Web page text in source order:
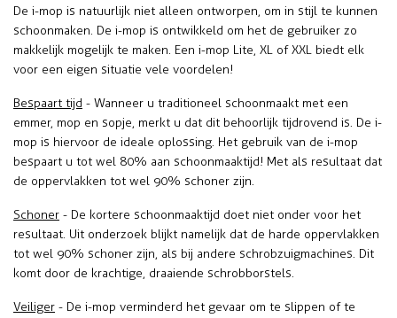
De i-mop is natuurlijk niet alleen ontworpen, om in stijl te kunnen
schoonmaken. De i-mop is ontwikkeld om het de gebruiker zo
makkelijk mogelijk te maken. Een i-mop Lite, XL of XXL biedt elk
voor een eigen situatie vele voordelen!
Bespaart tijd - Wanneer u traditioneel schoonmaakt met een
emmer, mop en sopje, merkt u dat dit behoorlijk tijdrovend is. De i-
mop is hiervoor de ideale oplossing. Het gebruik van de i-mop
bespaart u tot wel 80% aan schoonmaaktijd! Met als resultaat dat
de oppervlakken tot wel 90% schoner zijn.
Schoner - De kortere schoonmaaktijd doet niet onder voor het
resultaat. Uit onderzoek blijkt namelijk dat de harde oppervlakken
tot wel 90% schoner zijn, als bij andere schrobzuigmachines. Dit
komt door de krachtige, draaiende schrobborstels.
Veiliger - De i-mop verminderd het gevaar om te slippen of te